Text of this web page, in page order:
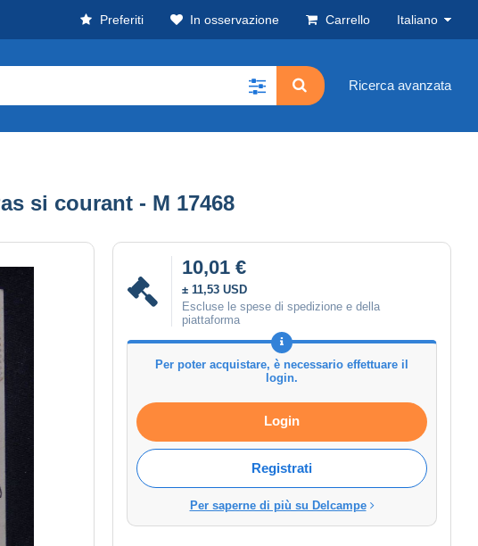
Preferiti In osservazione Carrello Italiano
Ricerca avanzata
si courant - M 17468
10,01 €
± 11,53 USD
Escluse le spese di spedizione e della
piattaforma
Per poter acquistare, è necessario effettuare il
login.
Login
Registrati
Per saperne di più su Delcampe